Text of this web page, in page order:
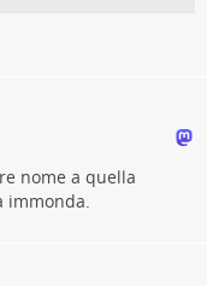
nome a quella
immonda.